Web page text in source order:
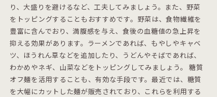
り、大盛りを避けるなど、工夫してみましょう。また、野菜
をトッピングすることもおすすめです。野菜は、食物繊維を
豊富に含んでおり、満腹感を与え、食後の血糖値の急上昇を
抑える効果があります。ラーメンであれば、もやしやキャベ
ツ、ほうれん草などを追加したり、うどんやそばであれば、
わかめやネギ、山菜などをトッピングしてみましょう。 糖質
オフ麺を活用することも、有効な手段です。最近では、糖質
を大幅にカットした麺が販売されており、これらを利用する